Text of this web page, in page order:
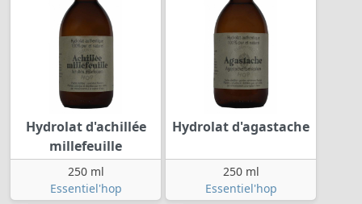
Hydrolat d'achillée
millefeuille
250 ml
Essentiel'hop
Hydrolat d'agastache
250 ml
Essentiel'hop